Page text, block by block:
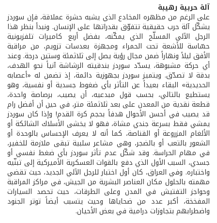
آلة حربية رهيبة
على الرغم من مظهره المخادع الذي يشبه حشرة عملاقة، فإن سوردز
يشكّل آلة حرب حقيقية تتفوّق بقدراتها على الإنسان. ونبدأ بنظر هذا
الرجل الآلي المسلّح الذي يمكّنه، بفضل أربع كاميرات تلفزيونية
حسّاسة للأشعة تحت الحمراء ومجهزة بعدسات تزويم، من مراقبة
الأفق ليلاً ونهاراً ضمن مجال رؤية يصل إلى ثلاثمئة وستين درجة. وعند
أي حركة مشبوهة، يسدّد سوردز بندقيته الرشاشة آنياً نحو الهدف،
بدقة لا تصدّق. ويتميز سوردز بجهوزية دائمة، إذ تضمن له «أعصابه
الحديدية» البقاء بعيداً عن التأثر بأي ضغوط جسدية أو نفسية، وهو
يستطيع بالتالي، بحسب قول مبدعيه، أن يصيب، برصاصة واحدة،
قطعة نقدية من المعدن على بعد ثلاثمئة متر، في حين أن أفضل رام
قد يصيب في أحسن الأحوال هدفاً بحجم كرة القدم! وإذا كان سوردز
يمشي فقط بسرعة جندي مشاة، فهو لا يخشى الأسلاك الشائكة أو
الألغام المزروعة أو القناصة، كما أنه لا يعرف الإحساس بالوحدة أو
الشعور بالتعب أو بالضجر، وهي مشاعر سلبية تبقى ملازمة للخفير،
في مهام الحراسة. وقد شكّل عدم تأثر سوردز بأي ضغط نفسي أو
جسدي، السبب الأول الذي دفع بالقوات العسكرية الأميركية إلى تبنّيه
واختباره. وفي العراق، كان أول اختبار للرجل الآلي الجديد، حيث تقضي
مهمته بالحلول مكان العناصر البشرية من الجيش، في مراكز المراقبة
وحواجز التفتيش في المدن وعلى الطرقات، حيث تحصد السيارات
المفخخة، أكبر عدد من ضحاياها وحيث يتسبب أيضاً توتر الجنود
واضطرابهم بتجاوزات درامية في بعض الأحيان.